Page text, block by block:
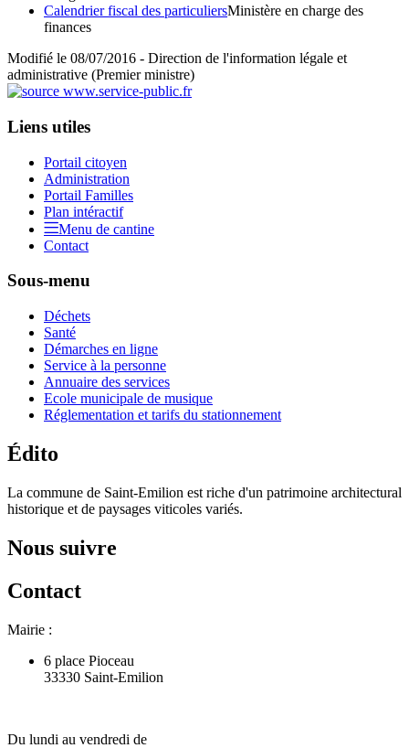
Calendrier fiscal des particuliersMinistère en charge des
finances
Modifié le 08/07/2016 - Direction de l'information légale et
administrative (Premier ministre)
Liens utiles
Portail citoyen
Administration
Portail Familles
Plan intéractif
Menu de cantine
Contact
Sous-menu
Déchets
Santé
Démarches en ligne
Service à la personne
Annuaire des services
Ecole municipale de musique
Réglementation et tarifs du stationnement
Édito
La commune de Saint-Emilion est riche d'un patrimoine architectural
historique et de paysages viticoles variés.
Nous suivre
Contact
Mairie :
6 place Pioceau
33330 Saint-Emilion
Du lundi au vendredi de